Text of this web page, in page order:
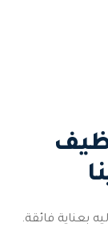
بعناية فائقة.